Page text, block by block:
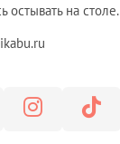
остывать на столе.